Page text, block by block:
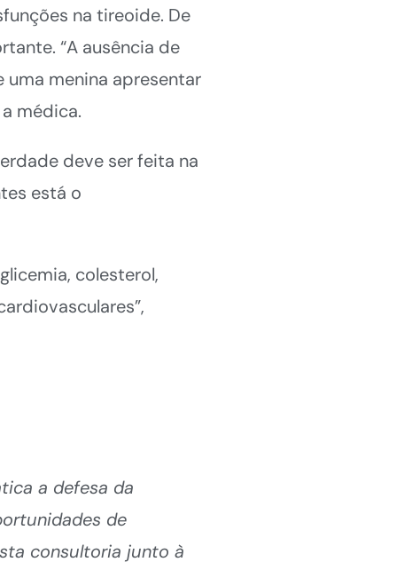
na tireoide. De
“A ausência de
menina apresentar
médica.
deve ser feita na
está o
colesterol,
a defesa da
de
consultoria junto à